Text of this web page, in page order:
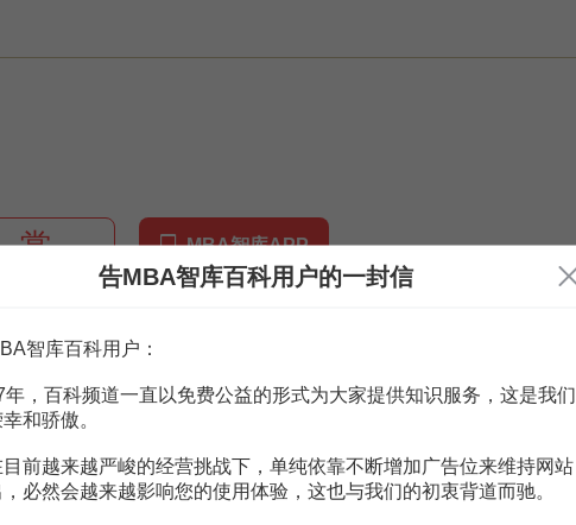
赏 MBA智库APP
充新内容或修改错误内容，请
7页
应综述 19页
探讨
与不确定性 3页
确定性决策
告MBA智库百科用户的一封信
智库百科用户：
年，百科频道一直以免费公益的形式为大家提供知识服务，这是我们
和骄傲。
前越来越严峻的经营挑战下，单纯依靠不断增加广告位来维持网站
必然会越来越影响您的使用体验，这也与我们的初衷背道而驰。